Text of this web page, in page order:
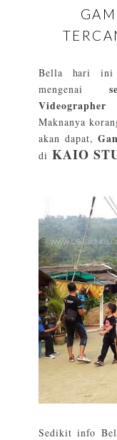
Bella hari
mengenai
Videographer
Maknanya
akan dapat,
di KAIO
Sedikit info